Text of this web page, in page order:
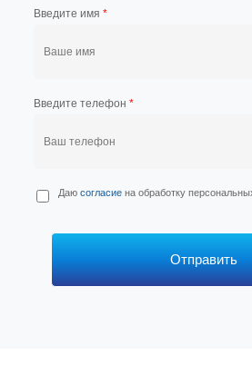
Введите имя *
Введите телефон *
П
е
Даю согласиена обработку
Отправить